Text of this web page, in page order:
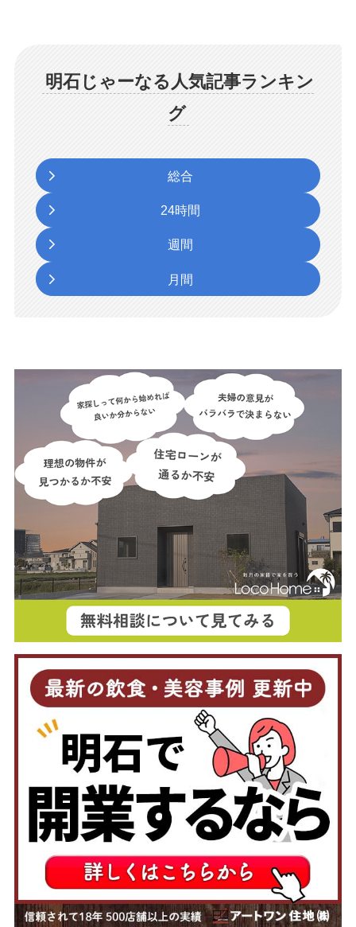
明石じゃーなる人気記事ランキン
グ
総合
24時間
週間
月間